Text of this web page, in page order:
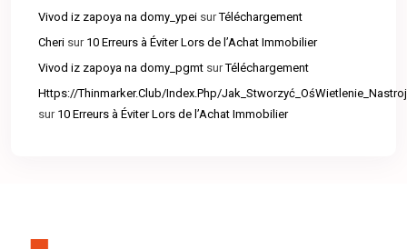
Vivod iz zapoya na domy_ypei surTéléchargement
Cheri sur 10 Erreurs à Éviter Lors de l’Achat Immobilier
Vivod iz zapoya na domy_pgmt surTéléchargement
Https://Thinmarker.Club/Index.Php/
sur 10 Erreurs à Éviter Lors de l’Achat Immobilier